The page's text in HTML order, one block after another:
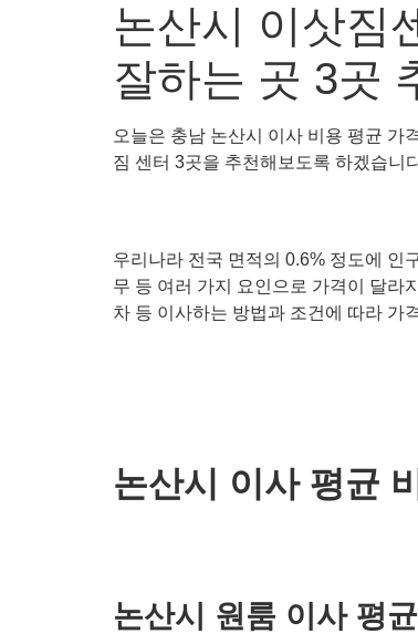
논산시 이삿짐
잘하는 곳 3곳
오늘은 충남 논산시 이사 비용 평균 가
짐 센터 3곳을 추천해보도록 하겠습니
우리나라 전국 면적의 0.6% 정도에 인
무 등 여러 가지 요인으로 가격이 달라
차 등 이사하는 방법과 조건에 따라 가
논산시 이사 평균
논산시 원룸 이사 평